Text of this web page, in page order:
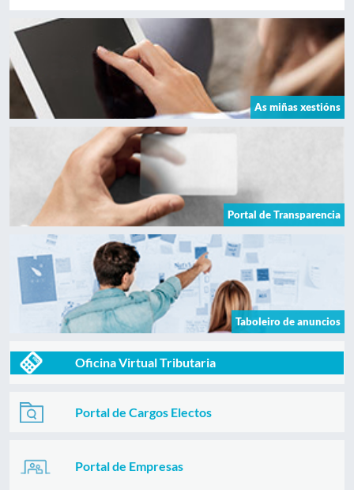
As miñas xestións
Portal de Transparencia
Taboleiro de anuncios
Oficina Virtual Tributaria
Portal de Cargos Electos
Portal de Empresas